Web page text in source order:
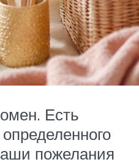
Есть
пожелания